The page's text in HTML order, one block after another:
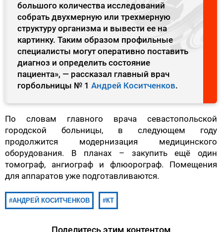
большого количества исследований
собрать двухмерную или трехмерную
структуру организма и вывести ее на
картинку. Таким образом профильные
специалисты могут оперативно поставить
диагноз и определить состояние
пациента», — рассказал главный врач
горбольницы № 1 Андрей Коситченков.
По словам главного врача севастопольской
городской больницы, в следующем году
продолжится модернизация медицинского
оборудования. В планах – закупить ещё один
томограф, ангиограф и флюорограф. Помещения
для аппаратов уже подготавливаются.
АНДРЕЙ КОСИТЧЕНКОВ КТ
Поделитесь этим контентом